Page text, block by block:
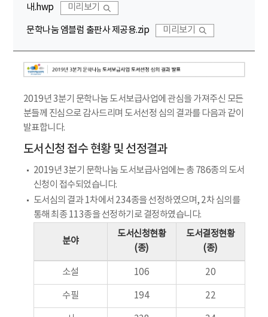
내.hwp
미리보기
문학나눔 엠블럼 출판사 제공용.zip 미리보기
2019년 3분기 문학나눔 도서보급사업에 관심을 가져주신 모든
분들께 진심으로 감사드리며 도서선정 심의 결과를 다음과 같이
발표합니다.
도서신청 접수 현황 및 선정결과
2019년 3분기 문학나눔 도서보급사업에는 총 786종의 도서
신청이 접수되었습니다.
도서심의 결과 1차에서 234종을 선정하였으며, 2차 심의를
통해 최종 113종을 선정하기로 결정하였습니다.
분야
도서신청현황
(종)
도서결정현황
(종)
소설 106 20
수필 194 22